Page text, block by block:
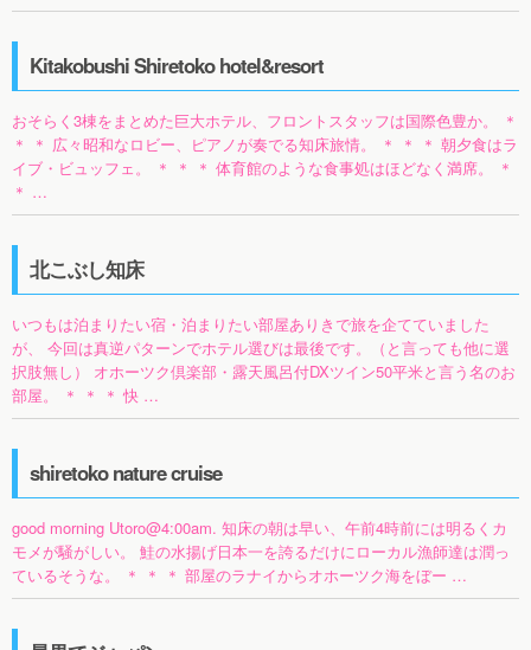
Kitakobushi Shiretoko hotel&resort
おそらく3棟をまとめた巨大ホテル、フロントスタッフは国際色豊か。 ＊
＊ ＊ 広々昭和なロビー、ピアノが奏でる知床旅情。 ＊ ＊ ＊ 朝夕食はラ
イブ・ビュッフェ。 ＊ ＊ ＊ 体育館のような食事処はほどなく満席。 ＊
＊ …
北こぶし知床
いつもは泊まりたい宿・泊まりたい部屋ありきで旅を企てていました
が、 今回は真逆パターンでホテル選びは最後です。（と言っても他に選
択肢無し） オホーツク倶楽部・露天風呂付DXツイン50平米と言う名のお
部屋。 ＊ ＊ ＊ 快 …
shiretoko nature cruise
good morning Utoro@4:00am. 知床の朝は早い、午前4時前には明るくカ
モメが騒がしい。 鮭の水揚げ日本一を誇るだけにローカル漁師達は潤っ
ているそうな。 ＊ ＊ ＊ 部屋のラナイからオホーツク海をぼー …